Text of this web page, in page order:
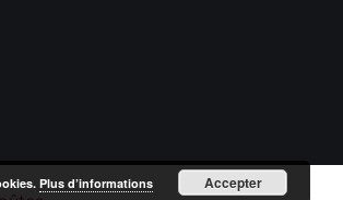
Plus d’informations Accepter